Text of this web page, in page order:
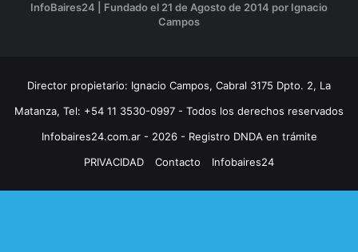
InfoBaires24 | Fundado el 21 de Agosto de 2014 por Ignacio
Campos
Director propietario: Ignacio Campos, Cabral 3175 Dpto. 2, La
Matanza, Tel: +54 11 3530-0997 - Todos los derechos reservados
Infobaires24.com.ar - 2026 - Registro DNDA en trámite
PRIVACIDAD
Contacto Infobaires24